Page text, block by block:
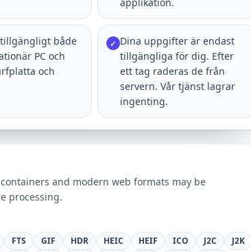
både
PC och
och
✓ Dina uppgifter är endast
tillgängliga för dig. Efter
ett tag raderas de från
servern. Vår tjänst lagrar
ingenting.
and modern web formats may be
processing.
FTS GIF HDR HEIC HEIF ICO J2C
J2K